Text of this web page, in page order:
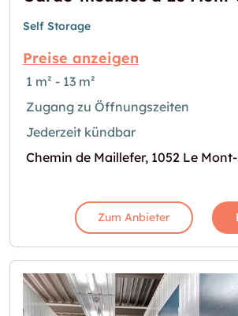
Self Storage
Preise anzeigen
1 m² - 13 m²
Zugang zu Öffnungszeiten
Jederzeit kündbar
Chemin de Maillefer, 1052 Le
Zum Anbieter